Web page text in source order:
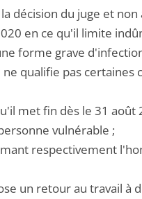
décision du juge et non
en ce qu'il limite
forme grave d'infection
qualifie pas certaines
met fin dès le 31 août
vulnérable ;
respectivement
un retour au travail à